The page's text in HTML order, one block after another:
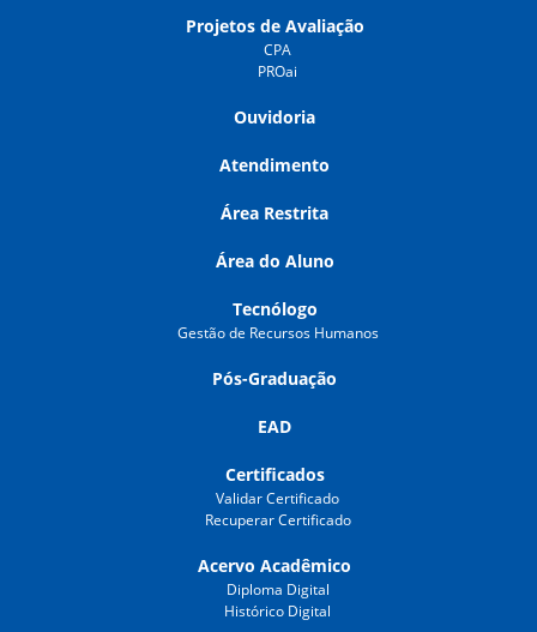
Projetos de Avaliação
CPA
PROai
Ouvidoria
Atendimento
Área Restrita
Área do Aluno
Tecnólogo
Gestão de Recursos Humanos
Pós-Graduação
EAD
Certificados
Validar Certificado
Recuperar Certificado
Acervo Acadêmico
Diploma Digital
Histórico Digital